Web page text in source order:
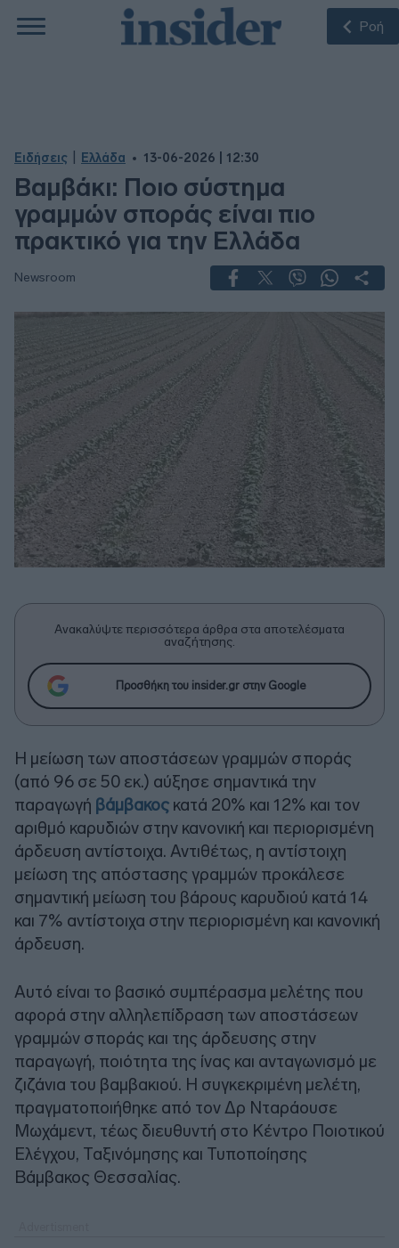
Ροή
Ειδήσεις Ελλάδα 13-06-2026 | 12:30
Βαμβάκι: Ποιο σύστημα
γραμμών σποράς είναι πιο
πρακτικό για την Ελλάδα
Newsroom
Ανακαλύψτε περισσότερα άρθρα στα αποτελέσματα
αναζήτησης.
Προσθήκη του insider.gr στην Google
Η μείωση των αποστάσεων γραμμών σποράς
(από 96 σε 50 εκ.) αύξησε σημαντικά την
παραγωγή βάμβακος κατά 20% και 12% και τον
αριθμό καρυδιών στην κανονική και περιορισμένη
άρδευση αντίστοιχα. Αντιθέτως, η αντίστοιχη
μείωση της απόστασης γραμμών προκάλεσε
σημαντική μείωση του βάρους καρυδιού κατά 14
και 7% αντίστοιχα στην περιορισμένη και κανονική
άρδευση.
Αυτό είναι το βασικό συμπέρασμα μελέτης που
αφορά στην αλληλεπίδραση των αποστάσεων
γραμμών σποράς και της άρδευσης στην
παραγωγή, ποιότητα της ίνας και ανταγωνισμό με
ζιζάνια του βαμβακιού. Η συγκεκριμένη μελέτη,
πραγματοποιήθηκε από τον Δρ Νταράουσε
Μωχάμεντ, τέως διευθυντή στο Κέντρο Ποιοτικού
Ελέγχου, Ταξινόμησης και Τυποποίησης
Βάμβακος Θεσσαλίας.